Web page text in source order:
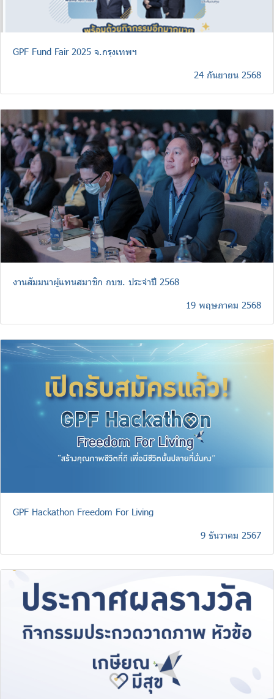
ไทย | Eng
GPF Fund Fair 2025 จ.กรุงเทพฯ
24 กันยายน 2568
งานสัมมนาผู้แทนสมาชิก กบข. ประจำปี 2568
19 พฤษภาคม 2568
GPF Hackathon Freedom For Living
9 ธันวาคม 2567